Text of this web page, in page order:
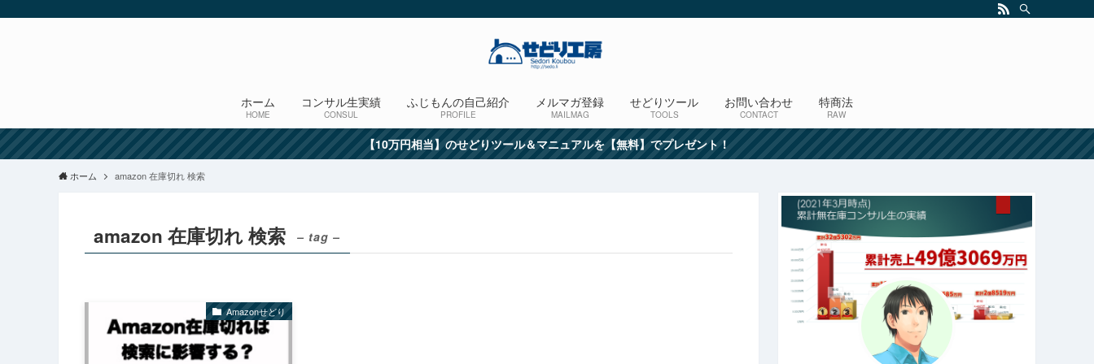
ホーム
HOME
コンサル生実績
CONSUL
ふじもんの自己紹介
PROFILE
メルマガ登録
MAILMAG
せどりツール
TOOLS
お問い合わせ
CONTACT
特商法
RAW
【10万円相当】のせどりツール＆マニュアルを【無料】でプレゼント！
ホーム amazon 在庫切れ 検索
amazon 在庫切れ 検索 – tag –
Amazonせどり